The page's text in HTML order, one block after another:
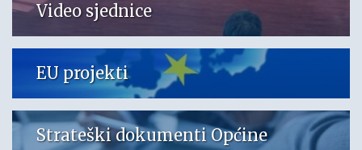
Video sjednice
EU projekti
Strateški dokumenti Općine